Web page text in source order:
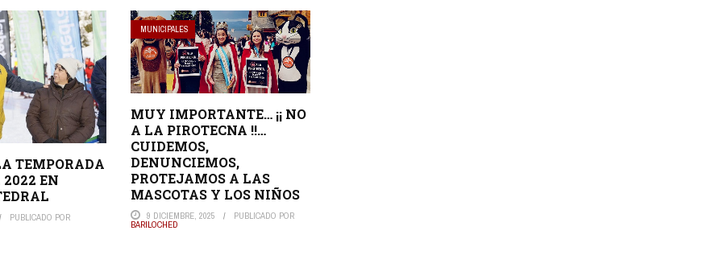
TEMPORADA
EN
PUBLICADO POR
MUNICIPALES
MUY IMPORTANTE… ¡¡ NO
A LA PIROTECNA !!…
CUIDEMOS,
DENUNCIEMOS,
PROTEJAMOS A LAS
MASCOTAS Y LOS NIÑOS
9 DICIEMBRE, 2025 PUBLICADO POR
BARILOCHED